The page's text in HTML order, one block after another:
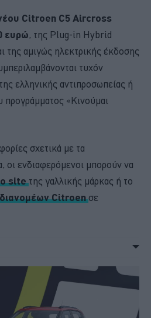
Citroen C5 Aircross
ευρώ, της Plug-in Hybrid
της αμιγώς ηλεκτρικής έκδοσης
τυχόν
ελληνικής αντιπροσωπείας ή
προγράμματος «Κινούμαι
σχετικά με τα
οι ενδιαφερόμενοι μπορούν να
siteτης γαλλικής μάρκας ή το
Citroenσε